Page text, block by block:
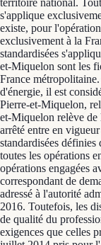
territoire national.
s'applique
existe, pour
exclusivement à la
standardisées
et-Miquelon sont les
France
d'énergie, il est
Pierre-et-Miquelon,
et-Miquelon relève
arrêté entre en
standardisées définies
toutes les opérations
opérations engagées
correspondant de
adressé à l'autorité
2016. Toutefois, les
de qualité du
exigences que celles